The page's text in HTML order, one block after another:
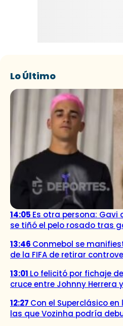
Lo Último
14:05 Es otra persona: Gavi
se tiñó el pelo rosado tras
13:46 Conmebol se
de la FIFA de retirar
13:01 Lo felicitó por fichaje
cruce entre Johnny Herrera
12:27 Con el Superclásico
las que Vozinha podría